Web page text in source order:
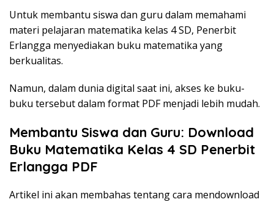
Untuk membantu siswa dan guru dalam memahami
materi pelajaran matematika kelas 4 SD, Penerbit
Erlangga menyediakan buku matematika yang
berkualitas.
Namun, dalam dunia digital saat ini, akses ke buku-
buku tersebut dalam format PDF menjadi lebih mudah.
Membantu Siswa dan Guru: Download
Buku Matematika Kelas 4 SD Penerbit
Erlangga PDF
Artikel ini akan membahas tentang cara mendownload